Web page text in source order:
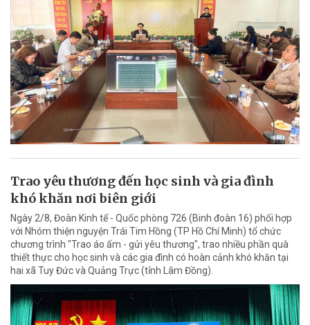
Trao yêu thương đến học sinh và gia đình
khó khăn nơi biên giới
Ngày 2/8, Đoàn Kinh tế - Quốc phòng 726 (Binh đoàn 16) phối hợp
với Nhóm thiện nguyện Trái Tim Hồng (TP Hồ Chí Minh) tổ chức
chương trình "Trao áo ấm - gửi yêu thương", trao nhiều phần quà
thiết thực cho học sinh và các gia đình có hoàn cảnh khó khăn tại
hai xã Tuy Đức và Quảng Trực (tỉnh Lâm Đồng).